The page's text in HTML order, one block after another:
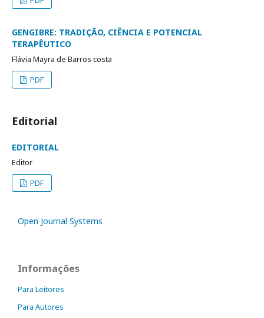
GENGIBRE: TRADIÇÃO, CIÊNCIA E POTENCIAL
TERAPÊUTICO
Flávia Mayra de Barros costa
PDF
Editorial
EDITORIAL
Editor
PDF
Open Journal Systems
Informações
Para Leitores
Para Autores